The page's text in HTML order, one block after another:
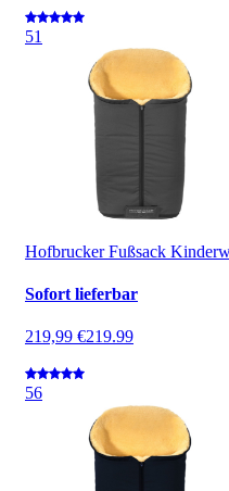
51
Hofbrucker Fußsack
Sofort lieferbar
219,99 €219.99
56